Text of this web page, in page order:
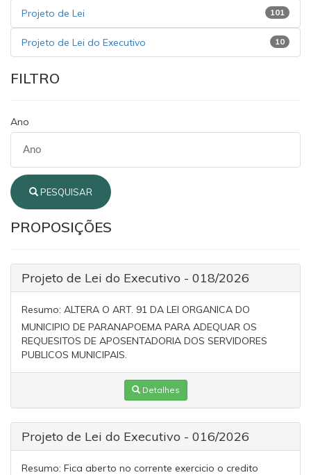
Projeto de Lei 101
Projeto de Lei do Executivo 10
FILTRO
Ano
PESQUISAR
PROPOSIÇÕES
Projeto de Lei do Executivo - 018/2026
Resumo: ALTERA O ART. 91 DA LEI ORGANICA DO
MUNICIPIO DE PARANAPOEMA PARA ADEQUAR OS
REQUESITOS DE APOSENTADORIA DOS SERVIDORES
PUBLICOS MUNICIPAIS.
Detalhes
Projeto de Lei do Executivo - 016/2026
Resumo: Fica aberto no corrente exercicio o credito